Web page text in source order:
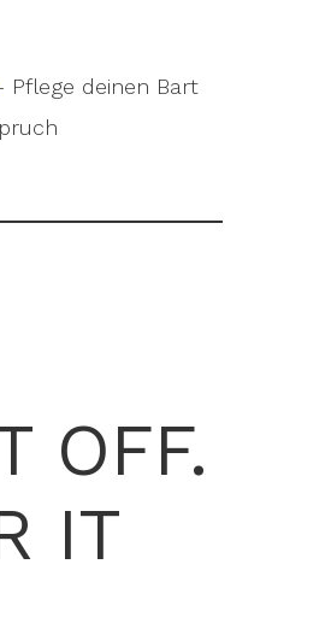
deinen Bart
OFF.
IT